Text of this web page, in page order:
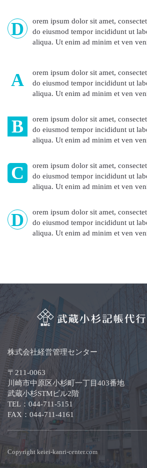
D
orem ipsum dolor sit amet,
do eiusmod tempor incididunt ut
aliqua. Ut enim ad minim et ven
A
orem ipsum dolor sit amet,
do eiusmod tempor incididunt ut
aliqua. Ut enim ad minim et ven
B
orem ipsum dolor sit amet,
do eiusmod tempor incididunt ut
aliqua. Ut enim ad minim et ven
C
orem ipsum dolor sit amet,
do eiusmod tempor incididunt ut
aliqua. Ut enim ad minim et ven
D
orem ipsum dolor sit amet,
do eiusmod tempor incididunt ut
aliqua. Ut enim ad minim et ven
株式会社経営管理センター
〒211-0063
川崎市中原区小杉町一丁目403番地
武蔵小杉STMビル2階
TEL：044-711-5151
FAX：044-711-4161
Copyright keiei-kanri-center.com